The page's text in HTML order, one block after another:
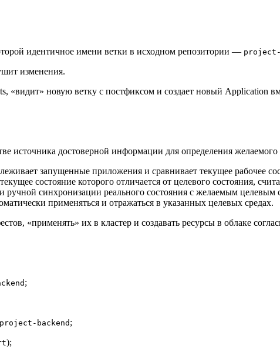
идентичное имени ветки в исходном репозитории — project-
изменения.
«видит» новую ветку с постфиксом и создает новый Application
источника достоверной информации для определения
запущенные приложения и сравнивает текущее рабочее
состояние которого отличается от целевого состояния,
ручной синхронизации реального состояния с желаемым
применяться и отражаться в указанных целевых средах.
«применять» их в кластер и создавать ресурсы в облаке
;
project-backend ;
);